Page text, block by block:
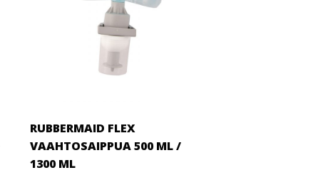
RUBBERMAID FLEX
VAAHTOSAIPPUA 500 ML /
1300 ML